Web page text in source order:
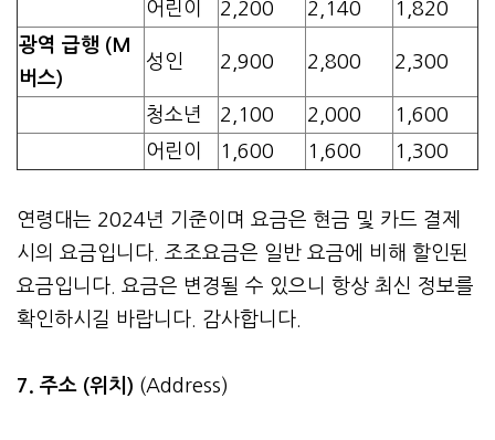
어린이 2,200 2,140
1,820
광역 급행 (M
버스)
성인 2,900 2,800 2,300
청소년 2,100 2,000
1,600
어린이
1,600 1,600 1,300
연령대는 2024년 기준이며 요금은 현금 및 카드 결제
시의 요금입니다. 조조요금은 일반 요금에 비해 할인된
요금입니다. 요금은 변경될 수 있으니 항상 최신 정보를
확인하시길 바랍니다. 감사합니다.
7. 주소 (위치) (Address)